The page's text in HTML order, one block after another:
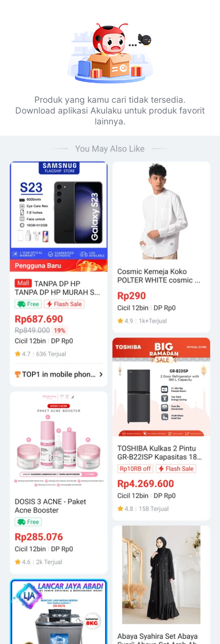
Produk yang kamu cari tidak tersedia.
Download aplikasi Akulaku untuk produk favorit
lainnya.